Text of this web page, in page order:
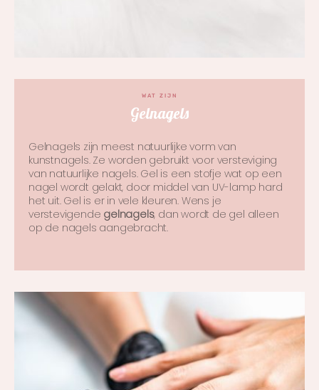
WAT ZIJN
Gelnagels
Gelnagels zijn meest natuurlijke vorm van
kunstnagels. Ze worden gebruikt voor versteviging
van natuurlijke nagels. Gel is een stofje wat op een
nagel wordt gelakt, door middel van UV-lamp hard
het uit. Gel is er in vele kleuren. Wens je
verstevigende gelnagels, dan wordt de gel alleen
op de nagels aangebracht.